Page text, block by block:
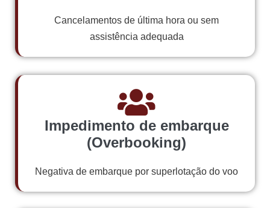
Cancelamentos de última hora ou sem
assistência adequada
Impedimento de embarque
(Overbooking)
Negativa de embarque por superlotação do voo